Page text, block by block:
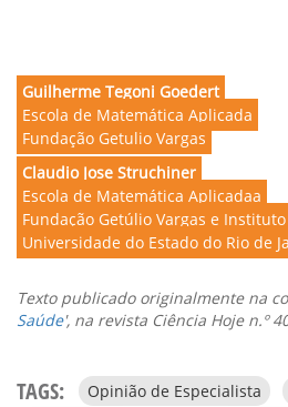
Guilherme Tegoni Goedert
Escola de Matemática Aplicada
Fundação Getulio Vargas
Claudio Jose Struchiner
Escola de Matemática Aplicadaa
Fundação Getúlio Vargas e
Universidade do Estado do Rio de
Texto publicado originalmente na
Saúde', na revista Ciência Hoje n.º
TAGS: Opinião de Especialista